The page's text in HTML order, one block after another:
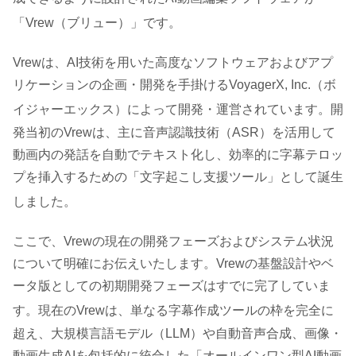
「Vrew（ブリュー）」です。
Vrewは、AI技術を用いた高度なソフトウェアおよびアプ
リケーションの企画・開発を手掛けるVoyagerX, Inc.（ボ
イジャーエックス）によって開発・運営されています。開
発当初のVrewは、主に音声認識技術（ASR）を活用して
動画内の発話を自動でテキスト化し、効率的に字幕テロッ
プを挿入するための「文字起こし支援ツール」として誕生
しました 。
ここで、Vrewの現在の開発フェーズおよびシステム状況
について明確にお伝えいたします。Vrewの基盤設計やベ
ータ版としての初期開発フェーズはすでに完了していま
す。現在のVrewは、単なる字幕作成ツールの枠を完全に
超え、大規模言語モデル（LLM）や自動音声合成、画像・